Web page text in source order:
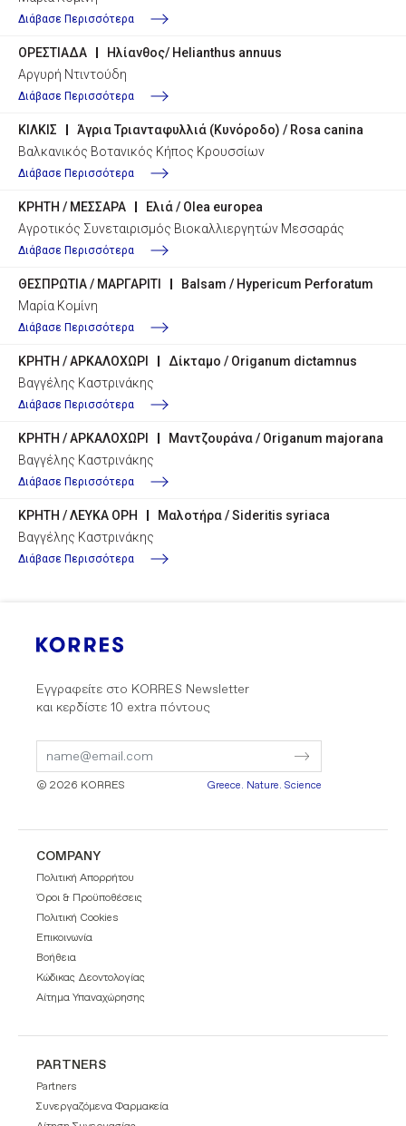
Διάβασε Περισσότερα
ΟΡΕΣΤΙΑΔΑ
Ηλίανθος/ Helianthus annuus
Αργυρή Ντιντούδη
Διάβασε Περισσότερα
ΚΙΛΚΙΣ
Άγρια Τριανταφυλλιά (Κυνόροδο) / Rosa canina
Βαλκανικός Βοτανικός Κήπος Κρουσσίων
Διάβασε Περισσότερα
ΚΡΗΤΗ / ΜΕΣΣΑΡΑ
Ελιά / Olea europea
Αγροτικός Συνεταιρισμός Βιοκαλλιεργητών Μεσσαράς
Διάβασε Περισσότερα
ΘΕΣΠΡΩΤΙΑ / ΜΑΡΓΑΡΙΤΙ
Balsam / Hypericum Perforatum
Μαρία Κομίνη
Διάβασε Περισσότερα
ΚΡΗΤΗ / ΑΡΚΑΛΟΧΩΡΙ
Δίκταμο / Origanum dictamnus
Βαγγέλης Καστρινάκης
Διάβασε Περισσότερα
ΚΡΗΤΗ / ΑΡΚΑΛΟΧΩΡΙ
Μαντζουράνα / Origanum majorana
Βαγγέλης Καστρινάκης
Διάβασε Περισσότερα
ΚΡΗΤΗ / ΛΕΥΚΑ ΟΡΗ
Μαλοτήρα / Sideritis syriaca
Βαγγέλης Καστρινάκης
Διάβασε Περισσότερα
Εγγραφείτε στο KORRES Newsletter
και κερδίστε 10 extra πόντους
© 2026 KORRES Greece. Nature. Science
COMPANY
Πολιτική Απορρήτου
Όροι & Προϋποθέσεις
Πολιτική Cookies
Επικοινωνία
Βοήθεια
Κώδικας Δεοντολογίας
Αίτημα Υπαναχώρησης
PARTNERS
Partners
Συνεργαζόμενα Φαρμακεία